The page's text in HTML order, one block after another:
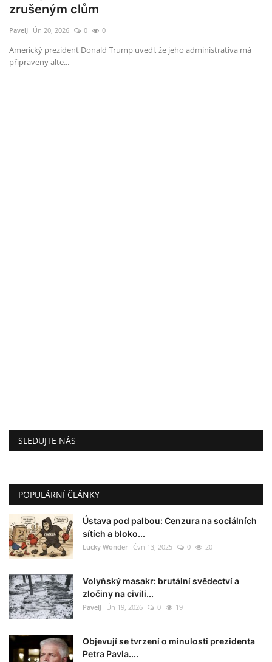
zrušeným clům
PavelJ Ún 20, 2026 0 0
Americký prezident Donald Trump uvedl, že jeho administrativa má
připraveny alte...
SLEDUJTE NÁS
POPULÁRNÍ ČLÁNKY
Ústava pod palbou: Cenzura na sociálních
sítích a bloko...
Lucky Wonder Čvn 13, 2025 0 20
Volyňský masakr: brutální svědectví a
zločiny na civili...
PavelJ Ún 19, 2026 0 19
Objevují se tvrzení o minulosti prezidenta
Petra Pavla....